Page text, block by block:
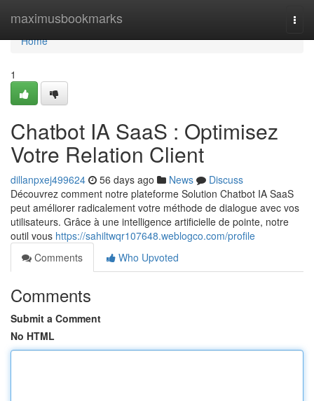
maximusbookmarks
Home
Home
1
Chatbot IA SaaS : Optimisez
Votre Relation Client
dillanpxej499624 56 days ago News
Discuss
Découvrez comment notre plateforme Solution Chatbot IA SaaS
peut améliorer radicalement votre méthode de dialogue avec vos
utilisateurs. Grâce à une intelligence artificielle de pointe, notre
outil vous https://sahiltwqr107648.weblogco.com/profile
Comments
Who Upvoted
Comments
Submit a Comment
No HTML